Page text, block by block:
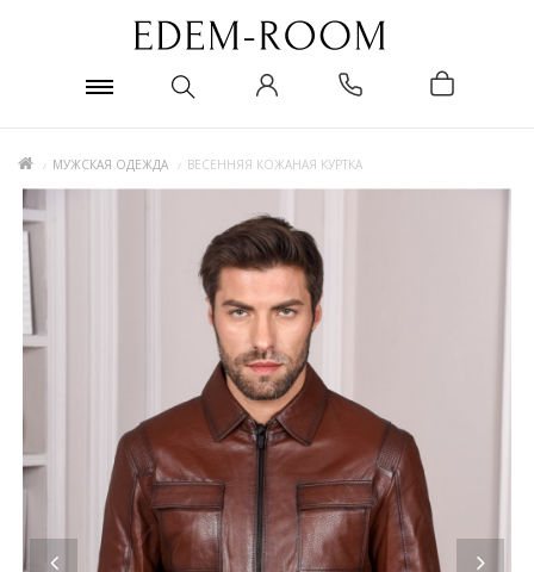
МУЖСКАЯ ОДЕЖДА ВЕСЕННЯЯ КОЖАНАЯ КУРТКА